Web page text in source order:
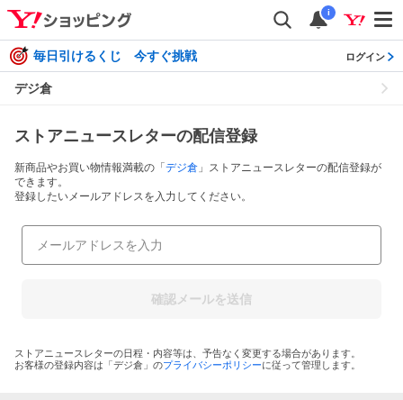
i
毎日引けるくじ 今すぐ挑戦 ログイン
デジ倉
ストアニュースレターの配信登録
新商品やお買い物情報満載の「 デジ倉 」ストアニュースレターの配信登録が
できます。
登録したいメールアドレスを入力してください。
確認メールを送信
ストアニュースレターの日程・内容等は、予告なく変更する場合があります。
お客様の登録内容は「デジ倉 」のプライバシーポリシーに従って管理します。